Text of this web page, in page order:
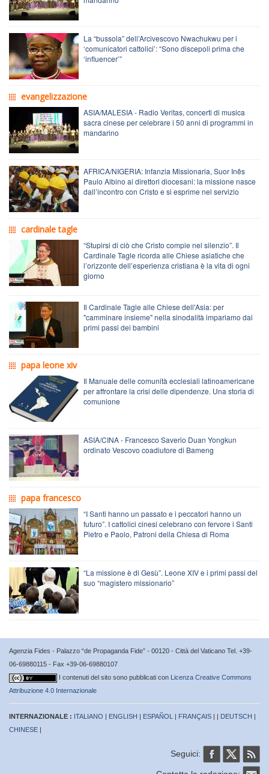
La “bussola” dell’Arcivescovo Nwachukwu per i
‘comunicatori cattolici’: “Sono discepoli prima che
‘influencer’”
evangelizzazione
ASIA/MALESIA - Radio Veritas, concerti di musica
sacra cinese per celebrare i 50 anni di programmi in
mandarino
AFRICA/NIGERIA: Infanzia Missionaria, Suor Inês
Paulo Albino ai direttori diocesani: la missione nasce
dall’incontro con Cristo e si esprime nel servizio
cardinale tagle
“Stupirsi di ciò che Cristo compie nel silenzio”. Il
Cardinale Tagle ricorda alle Chiese asiatiche che
l’orizzonte dell’esperienza cristiana è la vita di ogni
giorno
Il Cardinale Tagle alle Chiese dell'Asia: per
"camminare insieme" nella sinodalità impariamo dai
primi passi dei bambini
papa leone xiv
Il Manuale delle comunità ecclesiali latinoamericane
per affrontare la crisi delle dipendenze. Una storia di
comunione
ASIA/CINA - Francesco Saverio Duan Yongkun
ordinato Vescovo coadiutore di Bameng
papa francesco
“I Santi hanno un passato e i peccatori hanno un
futuro”. I cattolici cinesi celebrano con fervore i Santi
Pietro e Paolo, Patroni della Chiesa di Roma
“La missione è di Gesù”. Leone XIV e i primi passi del
suo “magistero missionario”
Agenzia Fides - Palazzo “de Propaganda Fide” - 00120 - Città del Vaticano Tel. +39-
06-69880115 - Fax +39-06-69880107
I contenuti del sito sono pubblicati con Licenza Creative Commons
Attribuzione 4.0 Internazionale
INTERNAZIONALE : ITALIANO | ENGLISH | ESPAÑOL | FRANÇAIS | | DEUTSCH |
CHINESE |
Seguici: